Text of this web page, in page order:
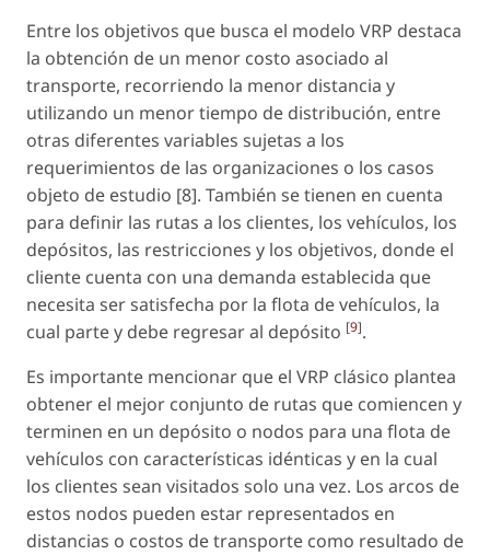
Entre los objetivos que busca el modelo VRP destaca
la obtención de un menor costo asociado al
transporte, recorriendo la menor distancia y
utilizando un menor tiempo de distribución, entre
otras diferentes variables sujetas a los
requerimientos de las organizaciones o los casos
objeto de estudio [8]. También se tienen en cuenta
para definir las rutas a los clientes, los vehículos, los
depósitos, las restricciones y los objetivos, donde el
cliente cuenta con una demanda establecida que
necesita ser satisfecha por la flota de vehículos, la
cual parte y debe regresar al depósito [9].
Es importante mencionar que el VRP clásico plantea
obtener el mejor conjunto de rutas que comiencen y
terminen en un depósito o nodos para una flota de
vehículos con características idénticas y en la cual
los clientes sean visitados solo una vez. Los arcos de
estos nodos pueden estar representados en
distancias o costos de transporte como resultado de